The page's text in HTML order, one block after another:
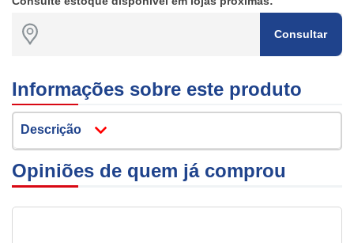
Consultar
Informações sobre este produto
Descrição
Opiniões de quem já comprou